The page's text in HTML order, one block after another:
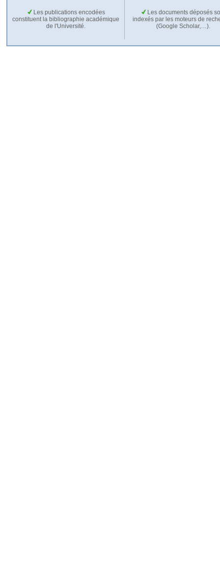
Les publications encodées
constituent la bibliographie académique
de l'Université.
Les documents déposés
indexés par les moteurs de
(Google Scholar,…).